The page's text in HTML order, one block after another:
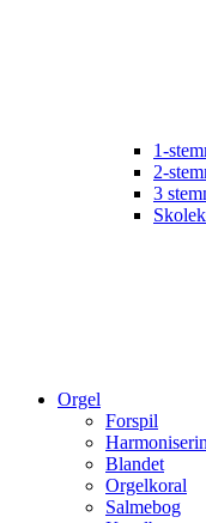
1-
2-
3
Orgel
Forspil
Blandet
Orgelkoral
Salmebog